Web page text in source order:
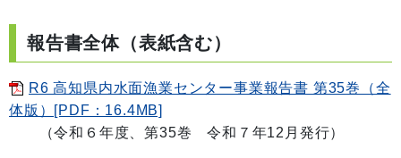
報告書全体（表紙含む）
R6 高知県内水面漁業センター事業報告書 第35巻（全
体版）[PDF：16.4MB]
（令和６年度、第35巻 令和７年12月発行）